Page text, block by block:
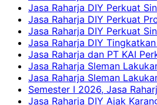
Jasa Raharja DIY Perkuat
Jasa Raharja DIY Perkuat
Jasa Raharja DIY Perkuat
Jasa Raharja DIY
Jasa Raharja dan PT KAI
Jasa Raharja Sleman
Jasa Raharja Sleman
Semester I 2026, Jasa
Jasa Raharja DIY Ajak